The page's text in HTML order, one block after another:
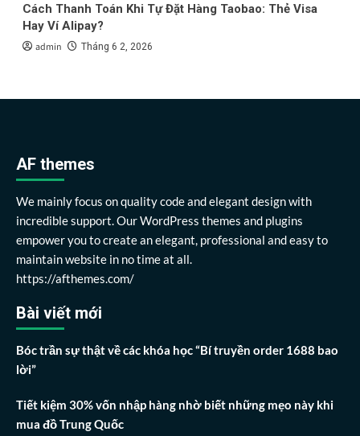
Cách Thanh Toán Khi Tự Đặt Hàng Taobao: Thẻ Visa
Hay Ví Alipay?
admin Tháng 6 2, 2026
AF themes
We mainly focus on quality code and elegant design with
incredible support. Our WordPress themes and plugins
empower you to create an elegant, professional and easy to
maintain website in no time at all.
https://afthemes.com/
Bài viết mới
Bóc trần sự thật về các khóa học “Bí truyền order 1688 bao
lời”
Tiết kiệm 30% vốn nhập hàng nhờ biết những mẹo này khi
mua đồ Trung Quốc